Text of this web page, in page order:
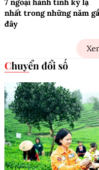
7 ngoại hành tinh kỳ lạ
nhất trong những năm
đây
Chuyển đổi số